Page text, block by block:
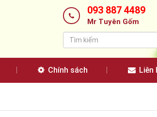
093 887 4489
Mr Tuyên Gốm
Chính sách Liên